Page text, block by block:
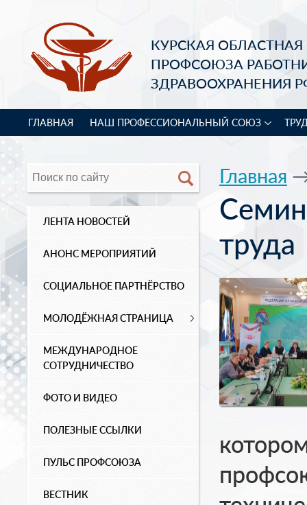
КУРСКАЯ
ПРОФСОЮЗА
ЗДРАВООХРАНЕНИЯ
ГЛАВНАЯ НАШ ПРОФЕССИОНАЛЬНЫЙ СОЮЗ
ЛЕНТА НОВОСТЕЙ
АНОНС МЕРОПРИЯТИЙ
СОЦИАЛЬНОЕ ПАРТНЁРСТВО
МОЛОДЁЖНАЯ СТРАНИЦА
МЕЖДУНАРОДНОЕ
СОТРУДНИЧЕСТВО
ФОТО И ВИДЕО
ПОЛЕЗНЫЕ ССЫЛКИ
ПУЛЬС ПРОФСОЮЗА
ВЕСТНИК
Главная
труда